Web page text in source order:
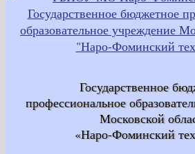
Государственное
профессиональное
Московской
«Наро-Фоминский